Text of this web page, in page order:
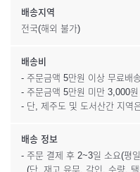
배송지역
전국(해외 불가)
배송비
- 주문금액 5만원 이상 무료배송
- 주문금액 5만원 미만 3,000
- 단, 제주도 및 도서산간 지역
배송 정보
- 주문 결제 후 2~3일 소요(평
(단, 재고 유무, 각인, 수량,